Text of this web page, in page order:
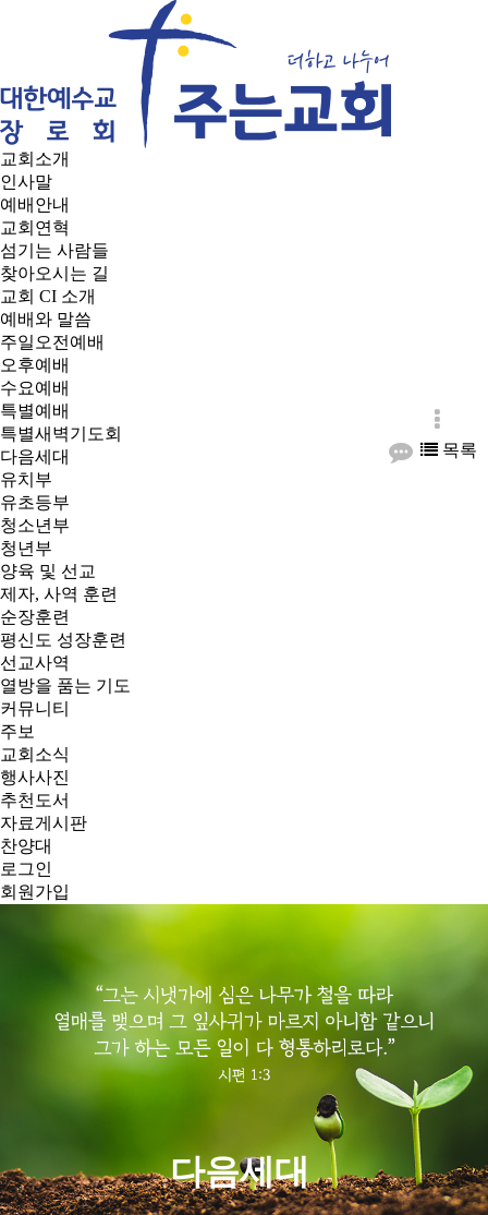
교회소개
인사말
예배안내
교회연혁
섬기는 사람들
찾아오시는 길
교회 CI 소개
예배와 말씀
주일오전예배
오후예배
수요예배
특별예배
특별새벽기도회
다음세대
유치부
유초등부
청소년부
청년부
양육 및 선교
제자, 사역 훈련
순장훈련
평신도 성장훈련
선교사역
열방을 품는 기도
커뮤니티
주보
교회소식
행사사진
추천도서
자료게시판
찬양대
로그인
회원가입
다음세대
목록